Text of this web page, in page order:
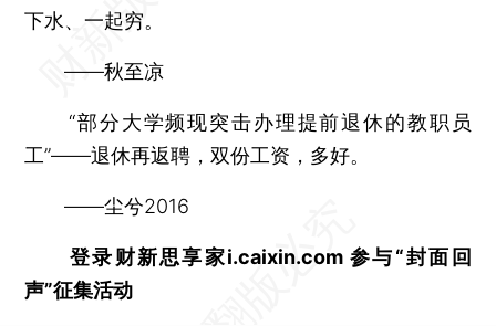
下水、一起穷。
——秋至凉
“部分大学频现突击办理提前退休的教职员
工”——退休再返聘，双份工资，多好。
——尘兮2016
登录财新思享家i.caixin.com 参与“封面回
声”征集活动